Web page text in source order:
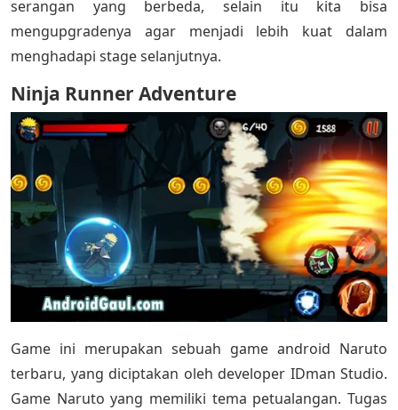
serangan yang berbeda, selain itu kita bisa
mengupgradenya agar menjadi lebih kuat dalam
menghadapi stage selanjutnya.
Ninja Runner Adventure
Game ini merupakan sebuah game android Naruto
terbaru, yang diciptakan oleh developer IDman Studio.
Game Naruto yang memiliki tema petualangan. Tugas